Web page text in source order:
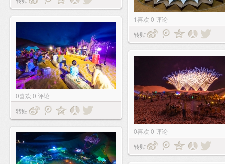
1喜欢 0 评论
转贴
0喜欢 0 评论
转贴
0喜欢 0 评论
转贴